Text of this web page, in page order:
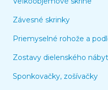
Závesné skrinky
Priemyselné rohože a
Zostavy dielenského
Sponkovačky, zošívačky